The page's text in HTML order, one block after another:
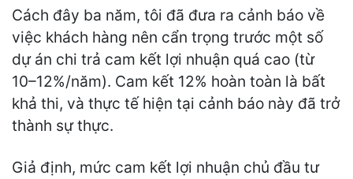
Cách đây ba năm, tôi đã đưa ra cảnh báo về
việc khách hàng nên cẩn trọng trước một số
dự án chi trả cam kết lợi nhuận quá cao (từ
10–12%/năm). Cam kết 12% hoàn toàn là bất
khả thi, và thực tế hiện tại cảnh báo này đã trở
thành sự thực.
Giả định, mức cam kết lợi nhuận chủ đầu tư